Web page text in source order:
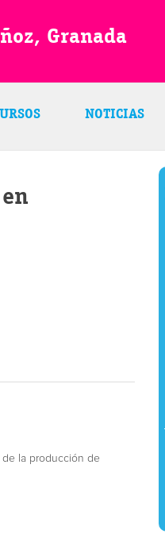
Granada
NOTICIAS
de la producción de